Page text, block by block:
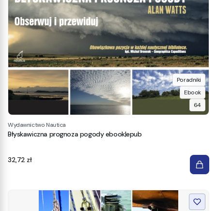
Poradniki
Ebook
64
Wydawnictwo Nautica
Błyskawiczna prognoza pogody ebook|epub
Cena
32,72 zł